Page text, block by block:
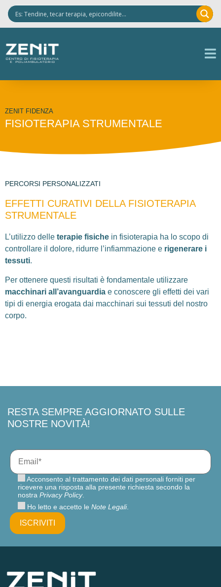
ZENIT FIDENZA
FISIOTERAPIA STRUMENTALE
PERCORSI PERSONALIZZATI
EFFETTI CURATIVI DELLA FISIOTERAPIA
STRUMENTALE
L’utilizzo delle terapie fisiche in fisioterapia ha lo scopo di
controllare il dolore, ridurre l’infiammazione e rigenerare i
tessuti.
Per ottenere questi risultati è fondamentale utilizzare
macchinari all’avanguardia e conoscere gli effetti dei vari
tipi di energia erogata dai macchinari sui tessuti del nostro
corpo.
RESTA SEMPRE AGGIORNATO SULLE
NOSTRE NOVITÀ!
Acconsento al trattamento dei dati personali forniti per
ricevere una risposta alla presente richiesta secondo la
nostra Privacy Policy.
Ho letto e accetto le Note Legali.